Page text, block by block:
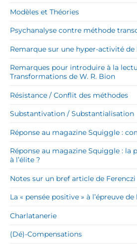
Modèles et Théories
Psychanalyse contre méthode
Remarque sur une hyper-activité de
Remarques pour introduire à la
Transformations de W. R. Bion
Résistance / Conflit des méthodes
Substantivation / Substantialisation
Réponse au magazine Squiggle :
Réponse au magazine Squiggle : la
à l’élite ?
Notes sur un bref article de Ferenczi
La « pensée positive » à l’épreuve
Charlatanerie
(Dé)-Compensations